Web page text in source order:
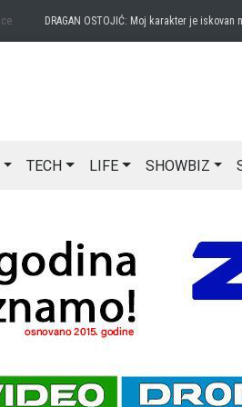
DRAGAN OSTOJIĆ: Moj karakter je iskovan na
TECH LIFE SHOWBIZ